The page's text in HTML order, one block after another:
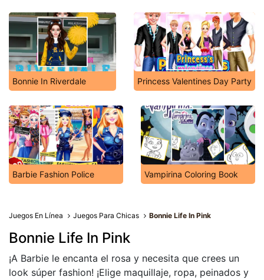
Bonnie In Riverdale Princess Valentines Day Party
Barbie Fashion Police Vampirina Coloring Book
Juegos En Línea Juegos Para Chicas Bonnie Life In Pink
Bonnie Life In Pink
¡A Barbie le encanta el rosa y necesita que crees un
look súper fashion! ¡Elige maquillaje, ropa, peinados y